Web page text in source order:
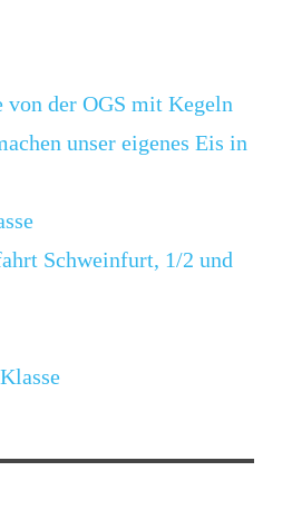
von der OGS mit Kegeln
unser eigenes Eis in
Schweinfurt, 1/2 und